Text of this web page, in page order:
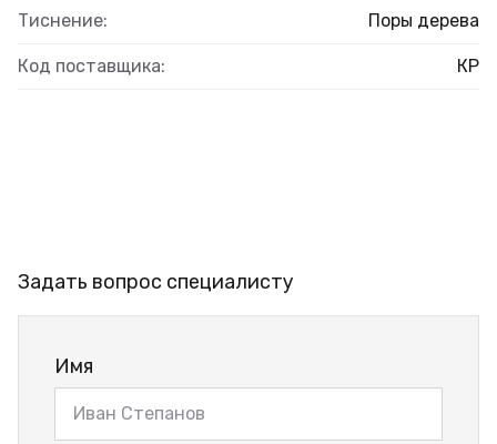
Тиснение: Поры дерева
Код поставщика: КР
Задать вопрос специалисту
Имя